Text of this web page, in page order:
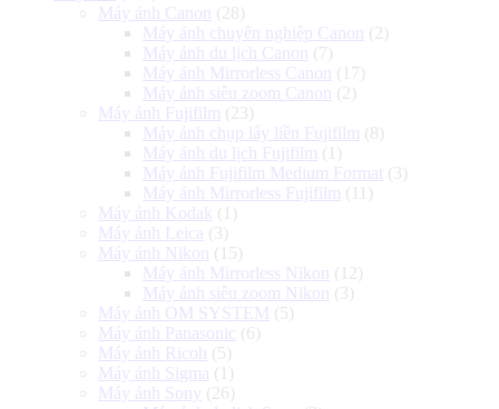
Máy ảnh Canon
(28)
Máy ảnh chuyên nghiệp Canon
(2)
Máy ảnh du lịch Canon
(7)
Máy ảnh Mirrorless Canon
(17)
Máy ảnh siêu zoom Canon
(2)
Máy ảnh Fujifilm (23)
Máy ảnh chụp lấy liền Fujifilm (8)
Máy ảnh du lịch Fujifilm (1)
Máy ảnh Fujifilm Medium Format (3)
Máy ảnh Mirrorless Fujifilm (11)
Máy ảnh Kodak (1)
Máy ảnh Leica (3)
Máy ảnh Nikon
(15)
Máy ảnh Mirrorless Nikon
(12)
Máy ảnh siêu zoom Nikon
(3)
Máy ảnh OM SYSTEM (5)
Máy ảnh Panasonic (6)
Máy ảnh Ricoh
(5)
Máy ảnh Sigma (1)
Máy ảnh Sony (26)